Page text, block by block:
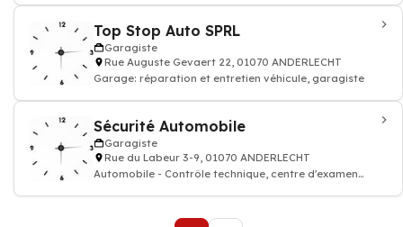
Top Stop Auto SPRL
Garagiste
Rue Auguste Gevaert 22, 01070 ANDERLECHT
Garage: réparation et entretien véhicule, garagiste
Sécurité Automobile
Garagiste
Rue du Labeur 3-9, 01070 ANDERLECHT
Automobile - Contrôle technique, centre d'examen